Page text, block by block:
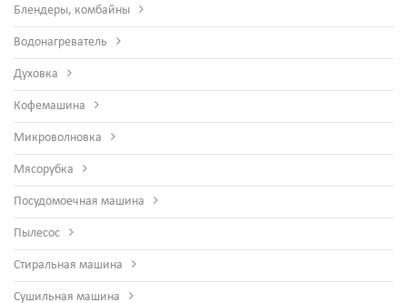
Блендеры, комбайны
Водонагреватель
Духовка
Кофемашина
Микроволновка
Мясорубка
Посудомоечная машина
Пылесос
Стиральная машина
Сушильная машина